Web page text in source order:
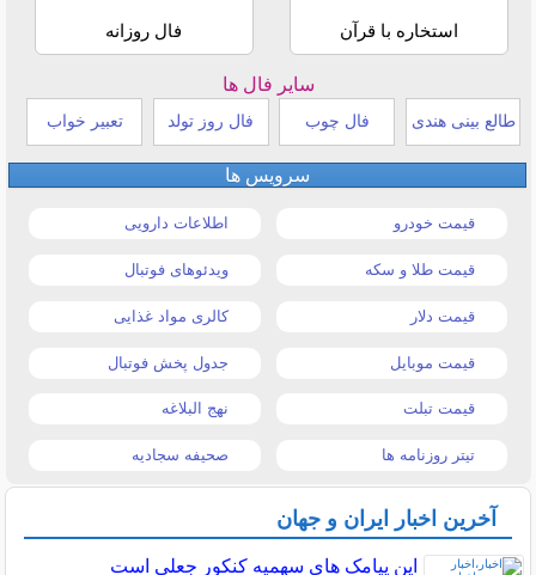
استخاره با قرآن فال روزانه
سایر فال ها
طالع بینی هندی فال چوب فال روز تولد تعبیر خواب
سرویس ها
قیمت خودرو اطلاعات دارویی
قیمت طلا و سکه ویدئوهای فوتبال
قیمت دلار کالری مواد غذایی
قیمت موبایل جدول پخش فوتبال
قیمت تبلت نهج البلاغه
تیتر روزنامه ها صحیفه سجادیه
آخرین اخبار ایران و جهان
این پیامک های سهمیه کنکور جعلی است